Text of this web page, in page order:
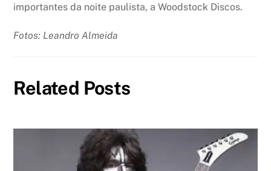
importantes da noite paulista, a Woodstock Discos.
Fotos: Leandro Almeida
Related Posts